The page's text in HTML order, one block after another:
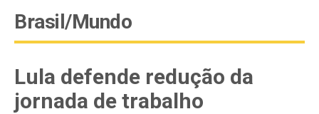
Brasil/Mundo
Lula defende redução da
jornada de trabalho